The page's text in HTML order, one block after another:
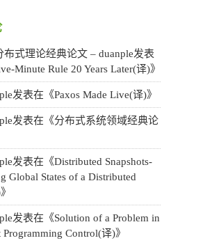
布式理论经典论文 – duanple发表
Minute Rule 20 Years Later(译)》
发表在《Paxos Made Live(译)》
发表在《分布式系统领域经典论
发表在《Distributed Snapshots-
Global States of a Distributed
》
发表在《Solution of a Problem in
Programming Control(译)》